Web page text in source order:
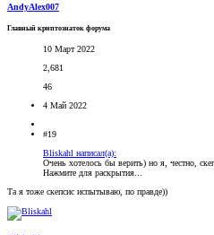
AndyAlex007
Главный криптознаток форума
10 Март 2022
2,681
46
4 Май 2022
#19
Bliskahl написал(а):
Очень хотелось бы верить) но я, честно,
Нажмите для раскрытия...
Та я тоже скепсис испытываю, по правде))